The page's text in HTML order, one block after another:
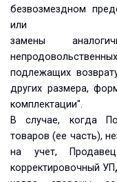
безвозмездном
или
замены
подлежащих
других размера,
комплектации".
В случае, когда
товаров (ее часть),
на учет,
корректировочный